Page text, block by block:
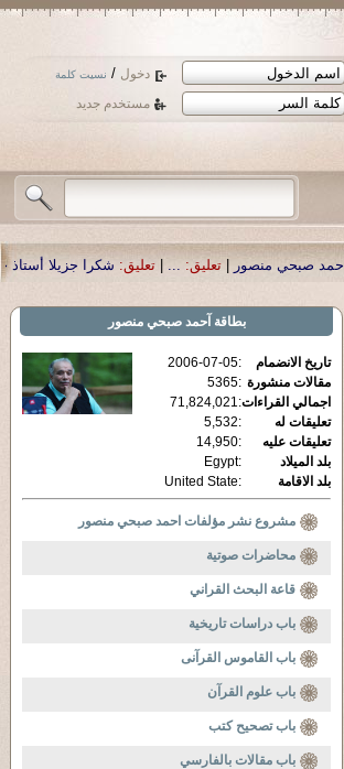
دخول / نسيت كلمة
مستخدم جديد
تعليق: شكرا جزيلا أستاذ حمد الحمد .أكرمكم الله .|تعليق:
بطاقة آحمد صبحي منصور
تاريخ الانضمام :
2006-07-05
مقالات منشورة :
5365
اجمالي القراءات:
71,824,021
تعليقات له
:
5,532
تعليقات عليه
:
14,950
بلد الميلاد
:
Egypt
بلد الاقامة
:
United State
مشروع نشر مؤلفات احمد صبحي منصور
محاضرات صوتية
قاعة البحث القراني
باب دراسات تاريخية
باب القاموس القرآنى
باب علوم القرآن
باب تصحيح كتب
باب مقالات بالفارسي